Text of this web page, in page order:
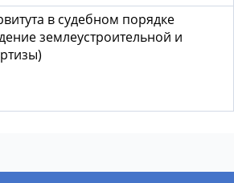
в судебном порядке
землеустроительной и